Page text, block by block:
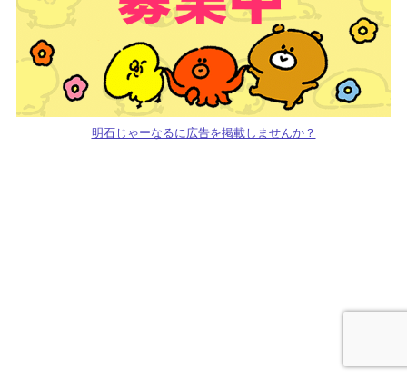
明石じゃーなるに広告を掲載しませんか？